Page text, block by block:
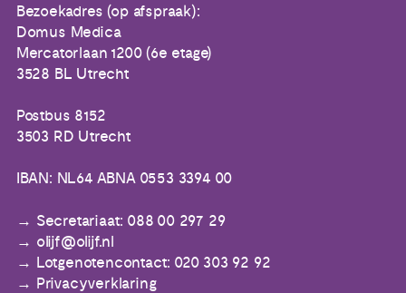
Bezoekadres (op afspraak):
Domus Medica
Mercatorlaan 1200 (6e etage)
3528 BL Utrecht
Postbus 8152
3503 RD Utrecht
IBAN: NL64 ABNA 0553 3394 00
Secretariaat: 088 00 297 29
olijf@olijf.nl
Lotgenotencontact: 020 303 92 92
Privacyverklaring